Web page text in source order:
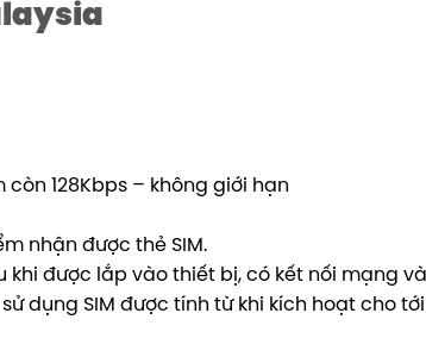
128Kbps – không giới hạn
nhận được thẻ SIM.
khi được lắp vào thiết bị, có kết nối mạng
dụng SIM được tính từ khi kích hoạt cho